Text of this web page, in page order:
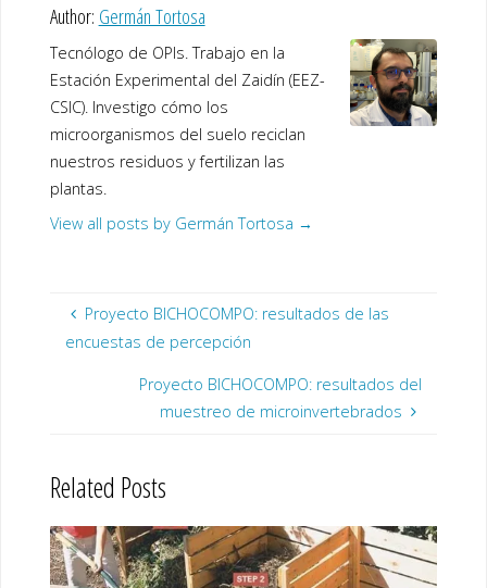
Author: Germán Tortosa
Tecnólogo de OPIs. Trabajo en la
Estación Experimental del Zaidín (EEZ-
CSIC). Investigo cómo los
microorganismos del suelo reciclan
nuestros residuos y fertilizan las
plantas.
View all posts by Germán Tortosa →
Proyecto BICHOCOMPO: resultados de las
encuestas de percepción
Proyecto BICHOCOMPO: resultados del
muestreo de microinvertebrados
Related Posts